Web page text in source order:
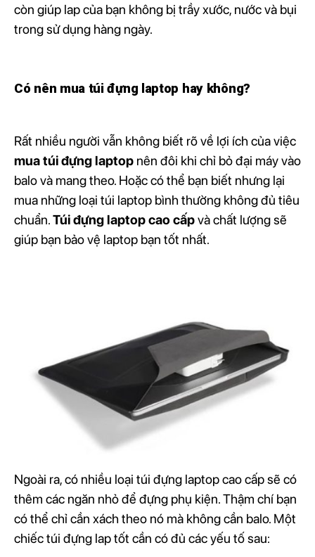
còn giúp lap của bạn không bị trầy xước, nước và bụi
trong sử dụng hàng ngày.
Có nên mua túi đựng laptop hay không?
Rất nhiều người vẫn không biết rõ về lợi ích của việc
mua túi đựng laptop nên đôi khi chỉ bỏ đại máy vào
balo và mang theo. Hoặc có thể bạn biết nhưng lại
mua những loại túi laptop bình thường không đủ tiêu
chuẩn.Túi đựng laptop cao cấpvà chất lượng sẽ
giúp bạn bảo vệ laptop bạn tốt nhất.
Ngoài ra, có nhiều loại túi đựng laptop cao cấp sẽ có
thêm các ngăn nhỏ để đựng phụ kiện. Thậm chí bạn
có thể chỉ cần xách theo nó mà không cần balo. Một
chiếc túi đựng lap tốt cần có đủ các yếu tố sau: